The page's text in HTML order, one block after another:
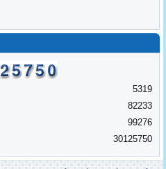
5319
82233
99276
30125750